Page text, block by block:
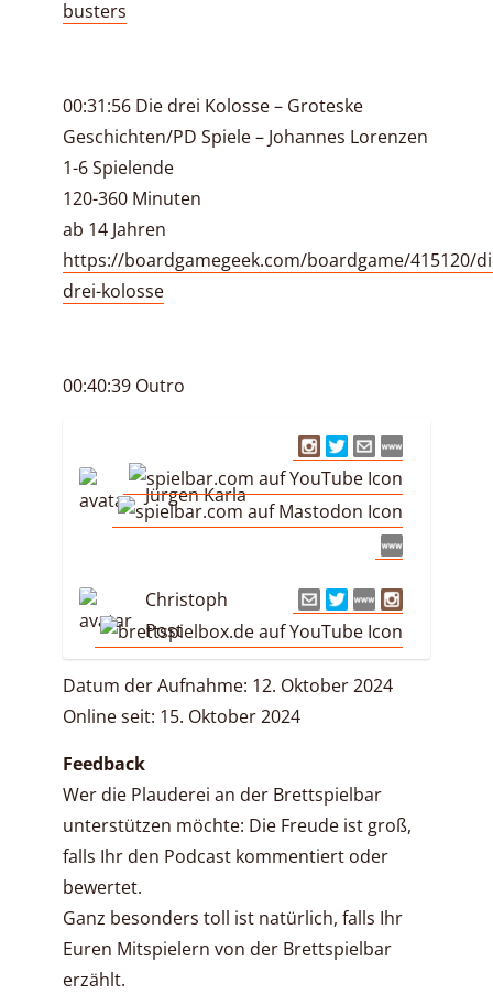
busters
00:31:56 Die drei Kolosse – Groteske
Geschichten/PD Spiele – Johannes Lorenzen
1-6 Spielende
120-360 Minuten
ab 14 Jahren
https://boardgamegeek.com/boardgame/415120/
drei-kolosse
00:40:39 Outro
Jürgen Karla
Christoph
Post
Datum der Aufnahme: 12. Oktober 2024
Online seit: 15. Oktober 2024
Feedback
Wer die Plauderei an der Brettspielbar
unterstützen möchte: Die Freude ist groß,
falls Ihr den Podcast kommentiert oder
bewertet.
Ganz besonders toll ist natürlich, falls Ihr
Euren Mitspielern von der Brettspielbar
erzählt.